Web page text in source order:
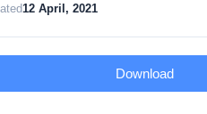
12 April, 2021
Download